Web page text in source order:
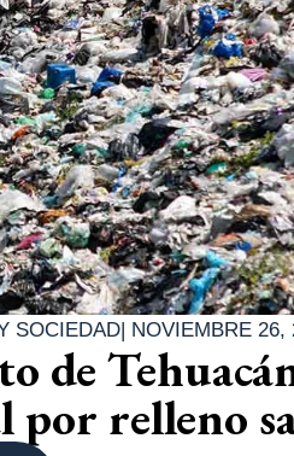
SOCIEDAD NOVIEMBRE 26,
de
por relleno